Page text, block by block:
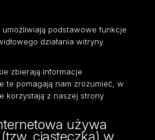
umożliwiają podstawowe funkcje
działania witryny.
zbierają informacje
te pomagają nam zrozumieć, w
korzystają z naszej strony
używa
ciasteczka) w